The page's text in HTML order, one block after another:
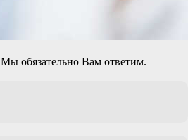
обязательно Вам ответим.